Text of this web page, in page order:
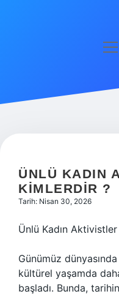
Hakkımızda
ÜNLÜ KADIN
KIMLERDIR ?
Tarih: Nisan 30, 2026
Ünlü Kadın
Günümüz
kültürel yaşamda
başladı. Bunda,